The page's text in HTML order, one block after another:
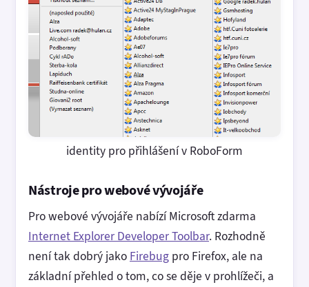
identity pro přihlášení v RoboForm
Nástroje pro webové vývojáře
Pro webové vývojáře nabízí Microsoft zdarma
Internet Explorer Developer Toolbar. Rozhodně
není tak dobrý jako Firebug pro Firefox, ale na
základní přehled o tom, co se děje v prohlížeči, a